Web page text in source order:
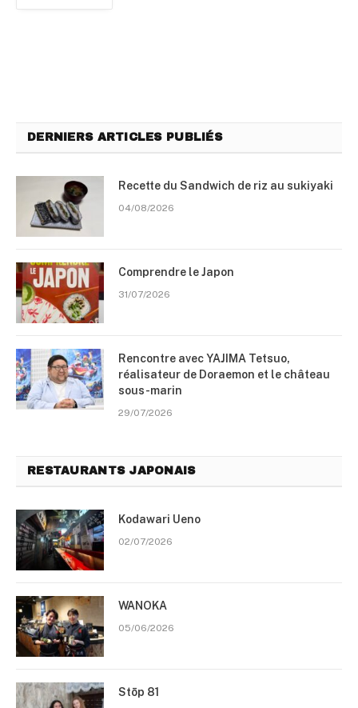
DERNIERS ARTICLES PUBLIÉS
Recette du Sandwich de riz au sukiyaki
04/08/2026
Comprendre le Japon
31/07/2026
Rencontre avec YAJIMA Tetsuo,
réalisateur de Doraemon et le château
sous-marin
29/07/2026
RESTAURANTS JAPONAIS
Kodawari Ueno
02/07/2026
WANOKA
05/06/2026
Stōp 81